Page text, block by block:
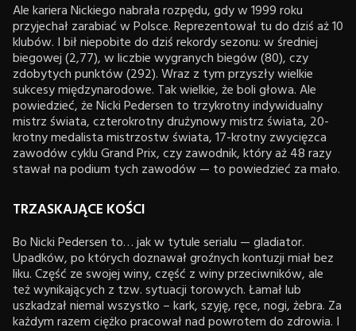
Ale kariera Nickiego nabrała rozpędu, gdy w 1999 roku
przyjechał zarabiać w Polsce. Reprezentował tu do dziś aż 10
klubów. I bił niepobite do dziś rekordy sezonu: w średniej
biegowej (2,77), w liczbie wygranych biegów (80), czy
zdobytych punktów (292). Wraz z tym przyszły wielkie
sukcesy międzynarodowe. Tak wielkie, że boli głowa. Ale
powiedzieć, że Nicki Pedersen to trzykrotny indywidualny
mistrz świata, czterokrotny drużynowy mistrz świata, 20-
krotny medalista mistrzostw świata, 17-krotny zwycięzca
zawodów cyklu Grand Prix, czy zawodnik, który aż 48 razy
stawał na podium tych zawodów — to powiedzieć za mało.
TRZASKAJĄCE KOŚCI
Bo Nicki Pedersen to… jak w tytule serialu — gladiator.
Upadków, po których doznawał groźnych kontuzji miał bez
liku. Część ze swojej winy, część z winy przeciwników, ale
też wynikających z tzw. sytuacji torowych. Łamał lub
uszkadzał niemal wszystko – kark, szyję, ręce, nogi, żebra. Za
każdym razem ciężko pracował nad powrotem do zdrowia. I